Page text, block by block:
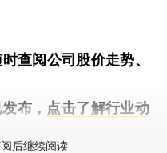
时查阅公司股价走势、
布， 点击了解行业动
后继续阅读